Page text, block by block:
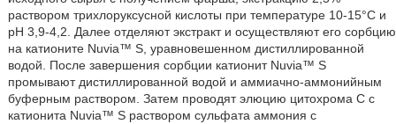
раствором трихлоруксусной кислоты при температуре 10-15°С и
рН 3,9-4,2. Далее отделяют экстракт и осуществляют его сорбцию
на катионите Nuvia™ S, уравновешенном дистиллированной
водой. После завершения сорбции катионит Nuvia™ S
промывают дистиллированной водой и аммиачно-аммонийным
буферным раствором. Затем проводят элюцию цитохрома С с
катионита Nuvia™ S раствором сульфата аммония с